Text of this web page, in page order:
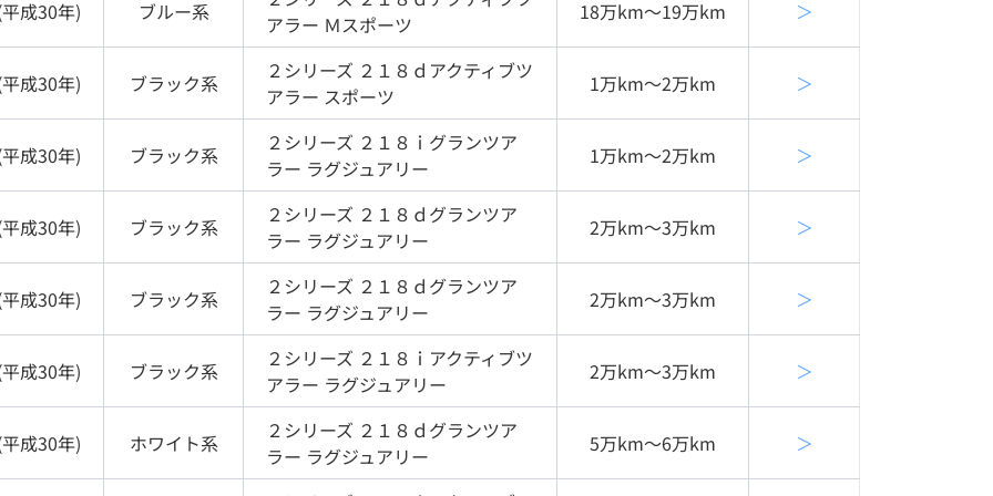
平成30年) ブルー系
アラー Ｍスポーツ
18万km〜19万km ＞
平成30年) ブラック系 ２シリーズ ２１８ｄアクティブツ
アラー スポーツ
1万km〜2万km ＞
平成30年) ブラック系 ２シリーズ ２１８ｉグランツア
ラー ラグジュアリー
1万km〜2万km ＞
平成30年) ブラック系 ２シリーズ ２１８ｄグランツア
ラー ラグジュアリー
2万km〜3万km ＞
平成30年) ブラック系 ２シリーズ ２１８ｄグランツア
ラー ラグジュアリー
2万km〜3万km ＞
平成30年) ブラック系 ２シリーズ ２１８ｉアクティブツ
アラー ラグジュアリー
2万km〜3万km ＞
平成30年) ホワイト系 ２シリーズ ２１８ｄグランツア
ラー ラグジュアリー
5万km〜6万km ＞